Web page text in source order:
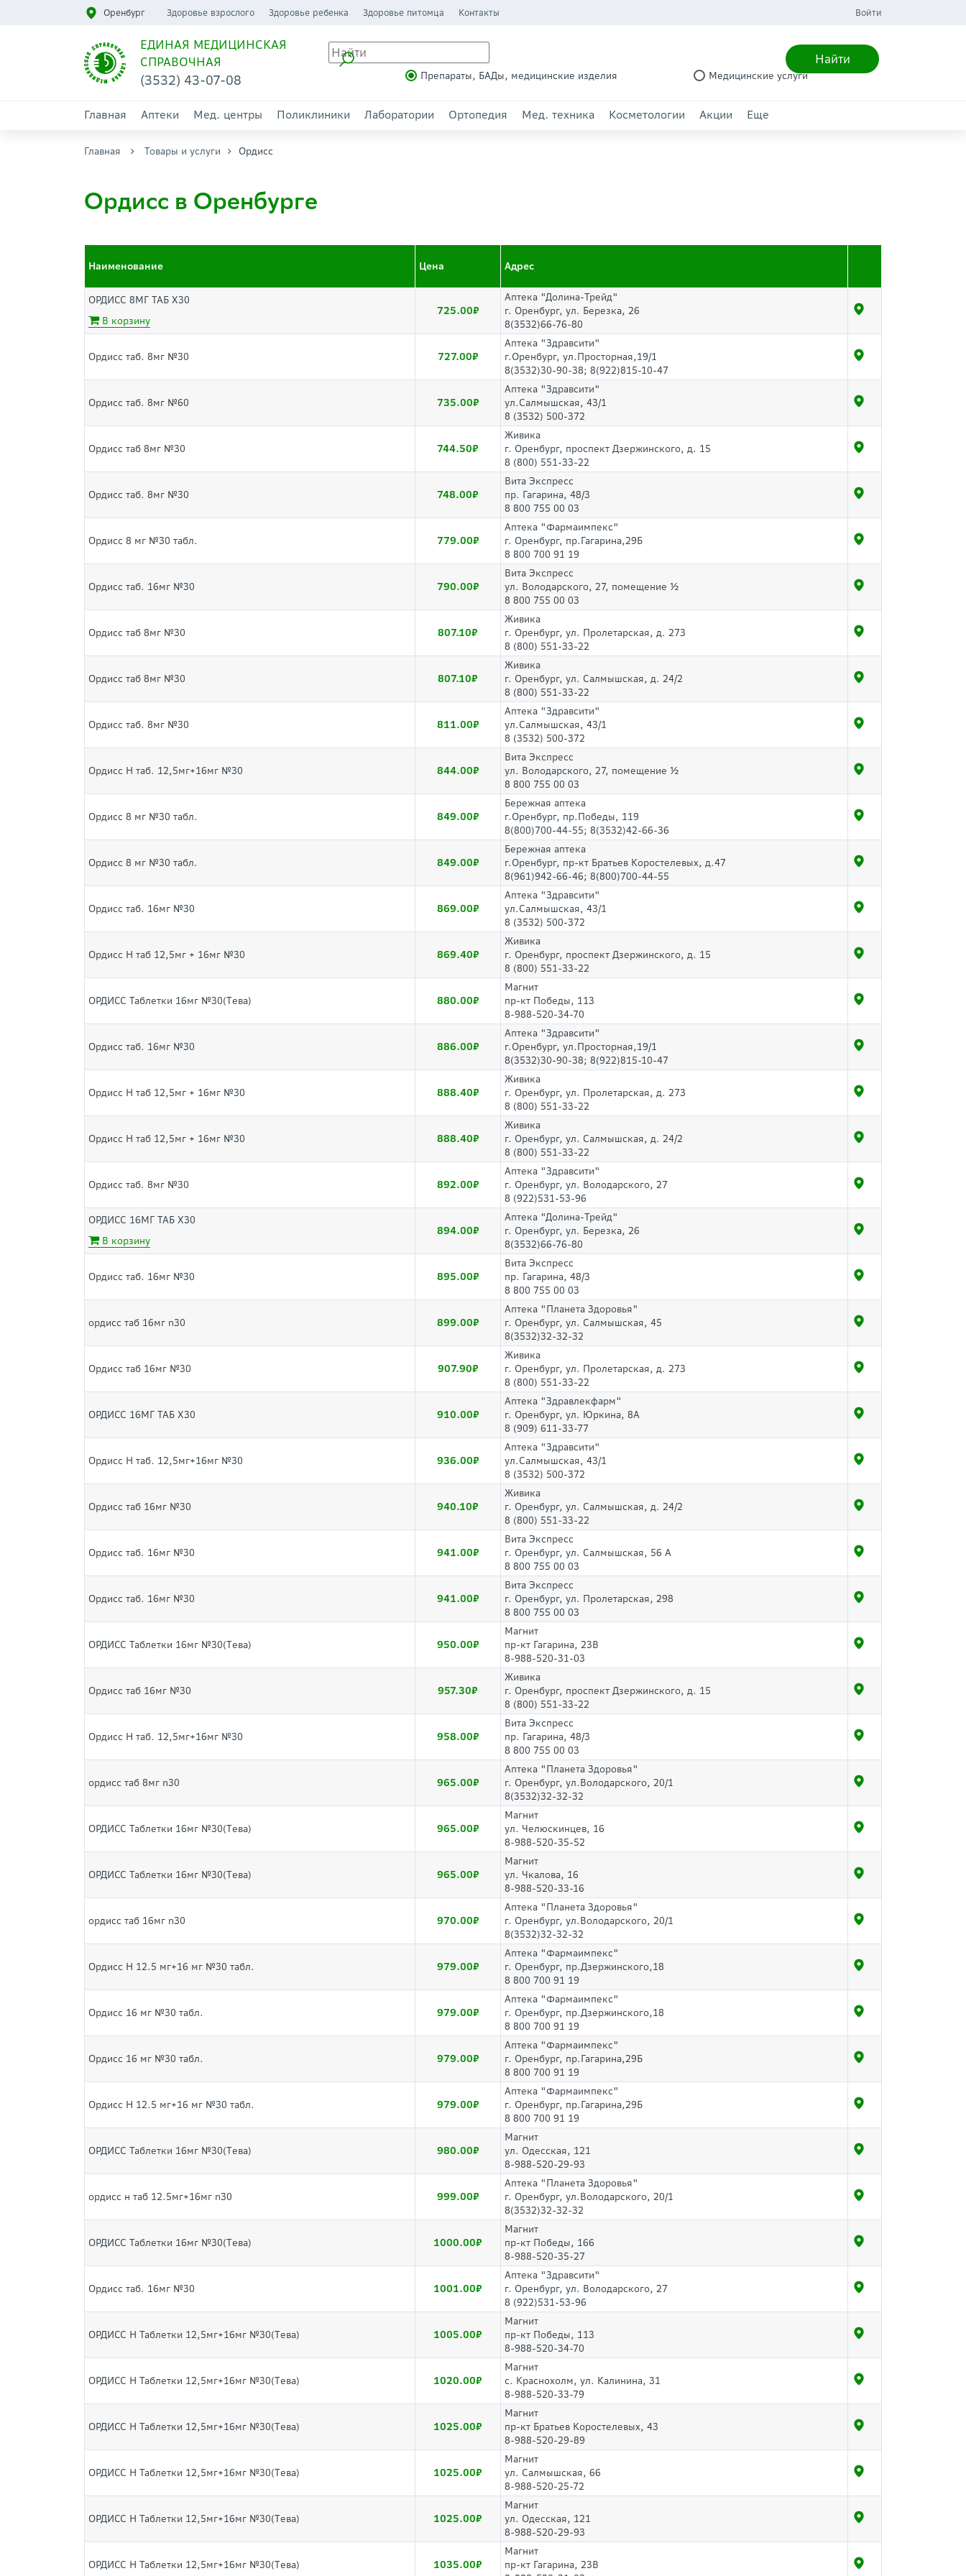
Оренбург Здоровье взрослого Здоровье ребенка Здоровье питомца Контакты Войти
ЕДИНАЯ МЕДИЦИНСКАЯ
СПРАВОЧНАЯ
(3532) 43-07-08
Найти
Препараты, БАДы, медицинские изделия Медицинские услуги
Главная Аптеки Мед. центры Поликлиники Лаборатории Ортопедия Мед. техника Косметологии Акции Еще
Главная Товары и услуги Ордисс
Ордисс в Оренбурге
Наименование Цена Адрес
ОРДИСС 8МГ ТАБ Х30
В корзину
725.00
Аптека "Долина-Трейд"
г. Оренбург, ул. Березка, 26
8(3532)66-76-80
Ордисс таб. 8мг №30 727.00
Аптека "Здравсити"
г.Оренбург, ул.Просторная,19/1
8(3532)30-90-38; 8(922)815-10-47
Ордисс таб. 8мг №60 735.00
Аптека "Здравсити"
ул.Салмышская, 43/1
8 (3532) 500-372
Ордисс таб 8мг №30 744.50
Живика
г. Оренбург, проспект Дзержинского, д. 15
8 (800) 551-33-22
Ордисс таб. 8мг №30 748.00
Вита Экспресс
пр. Гагарина, 48/3
8 800 755 00 03
Ордисс 8 мг №30 табл. 779.00
Аптека "Фармаимпекс"
г. Оренбург, пр.Гагарина,29Б
8 800 700 91 19
Ордисс таб. 16мг №30 790.00
Вита Экспресс
ул. Володарского, 27, помещение ½
8 800 755 00 03
Ордисс таб 8мг №30 807.10
Живика
г. Оренбург, ул. Пролетарская, д. 273
8 (800) 551-33-22
Ордисс таб 8мг №30 807.10
Живика
г. Оренбург, ул. Салмышская, д. 24/2
8 (800) 551-33-22
Ордисс таб. 8мг №30 811.00
Аптека "Здравсити"
ул.Салмышская, 43/1
8 (3532) 500-372
Ордисс Н таб. 12,5мг+16мг №30 844.00
Вита Экспресс
ул. Володарского, 27, помещение ½
8 800 755 00 03
Ордисс 8 мг №30 табл. 849.00
Бережная аптека
г.Оренбург, пр.Победы, 119
8(800)700-44-55; 8(3532)42-66-36
Ордисс 8 мг №30 табл. 849.00
Бережная аптека
г.Оренбург, пр-кт Братьев Коростелевых, д.47
8(961)942-66-46; 8(800)700-44-55
Ордисс таб. 16мг №30 869.00
Аптека "Здравсити"
ул.Салмышская, 43/1
8 (3532) 500-372
Ордисс Н таб 12,5мг + 16мг №30 869.40
Живика
г. Оренбург, проспект Дзержинского, д. 15
8 (800) 551-33-22
ОРДИСС Таблетки 16мг №30(Tева) 880.00
Магнит
пр-кт Победы, 113
8-988-520-34-70
Ордисс таб. 16мг №30 886.00
Аптека "Здравсити"
г.Оренбург, ул.Просторная,19/1
8(3532)30-90-38; 8(922)815-10-47
Ордисс Н таб 12,5мг + 16мг №30 888.40
Живика
г. Оренбург, ул. Пролетарская, д. 273
8 (800) 551-33-22
Ордисс Н таб 12,5мг + 16мг №30 888.40
Живика
г. Оренбург, ул. Салмышская, д. 24/2
8 (800) 551-33-22
Ордисс таб. 8мг №30 892.00
Аптека "Здравсити"
г. Оренбург, ул. Володарского, 27
8 (922)531-53-96
ОРДИСС 16МГ ТАБ Х30
В корзину
894.00
Аптека "Долина-Трейд"
г. Оренбург, ул. Березка, 26
8(3532)66-76-80
Ордисс таб. 16мг №30 895.00
Вита Экспресс
пр. Гагарина, 48/3
8 800 755 00 03
ордисс таб 16мг n30 899.00
Аптека "Планета Здоровья"
г. Оренбург, ул. Салмышская, 45
8(3532)32-32-32
Ордисс таб 16мг №30 907.90
Живика
г. Оренбург, ул. Пролетарская, д. 273
8 (800) 551-33-22
ОРДИСС 16МГ ТАБ Х30 910.00
Аптека "Здравлекфарм"
г. Оренбург, ул. Юркина, 8А
8 (909) 611-33-77
Ордисс Н таб. 12,5мг+16мг №30 936.00
Аптека "Здравсити"
ул.Салмышская, 43/1
8 (3532) 500-372
Ордисс таб 16мг №30 940.10
Живика
г. Оренбург, ул. Салмышская, д. 24/2
8 (800) 551-33-22
Ордисс таб. 16мг №30 941.00
Вита Экспресс
г. Оренбург, ул. Салмышская, 56 А
8 800 755 00 03
Ордисс таб. 16мг №30 941.00
Вита Экспресс
г. Оренбург, ул. Пролетарская, 298
8 800 755 00 03
ОРДИСС Таблетки 16мг №30(Tева) 950.00
Магнит
пр-кт Гагарина, 23В
8-988-520-31-03
Ордисс таб 16мг №30 957.30
Живика
г. Оренбург, проспект Дзержинского, д. 15
8 (800) 551-33-22
Ордисс Н таб. 12,5мг+16мг №30 958.00
Вита Экспресс
пр. Гагарина, 48/3
8 800 755 00 03
ордисс таб 8мг n30 965.00
Аптека "Планета Здоровья"
г. Оренбург, ул.Володарского, 20/1
8(3532)32-32-32
ОРДИСС Таблетки 16мг №30(Tева) 965.00
Магнит
ул. Челюскинцев, 16
8-988-520-35-52
ОРДИСС Таблетки 16мг №30(Tева) 965.00
Магнит
ул. Чкалова, 16
8-988-520-33-16
ордисс таб 16мг n30 970.00
Аптека "Планета Здоровья"
г. Оренбург, ул.Володарского, 20/1
8(3532)32-32-32
Ордисс Н 12.5 мг+16 мг №30 табл. 979.00
Аптека "Фармаимпекс"
г. Оренбург, пр.Дзержинского,18
8 800 700 91 19
Ордисс 16 мг №30 табл. 979.00
Аптека "Фармаимпекс"
г. Оренбург, пр.Дзержинского,18
8 800 700 91 19
Ордисс 16 мг №30 табл. 979.00
Аптека "Фармаимпекс"
г. Оренбург, пр.Гагарина,29Б
8 800 700 91 19
Ордисс Н 12.5 мг+16 мг №30 табл. 979.00
Аптека "Фармаимпекс"
г. Оренбург, пр.Гагарина,29Б
8 800 700 91 19
ОРДИСС Таблетки 16мг №30(Tева) 980.00
Магнит
ул. Одесская, 121
8-988-520-29-93
ордисс н таб 12.5мг+16мг n30 999.00
Аптека "Планета Здоровья"
г. Оренбург, ул.Володарского, 20/1
8(3532)32-32-32
ОРДИСС Таблетки 16мг №30(Tева) 1000.00
Магнит
пр-кт Победы, 166
8-988-520-35-27
Ордисс таб. 16мг №30 1001.00
Аптека "Здравсити"
г. Оренбург, ул. Володарского, 27
8 (922)531-53-96
ОРДИСС Н Таблетки 12,5мг+16мг №30(Tева) 1005.00
Магнит
пр-кт Победы, 113
8-988-520-34-70
ОРДИСС Н Таблетки 12,5мг+16мг №30(Tева) 1020.00
Магнит
с. Краснохолм, ул. Калинина, 31
8-988-520-33-79
ОРДИСС Н Таблетки 12,5мг+16мг №30(Tева) 1025.00
Магнит
пр-кт Братьев Коростелевых, 43
8-988-520-29-89
ОРДИСС Н Таблетки 12,5мг+16мг №30(Tева) 1025.00
Магнит
ул. Салмышская, 66
8-988-520-25-72
ОРДИСС Н Таблетки 12,5мг+16мг №30(Tева) 1025.00
Магнит
ул. Одесская, 121
8-988-520-29-93
ОРДИСС Н Таблетки 12,5мг+16мг №30(Tева) 1035.00
Магнит
пр-кт Гагарина, 23В